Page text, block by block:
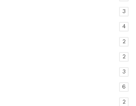
3
4
2
2
3
6
2